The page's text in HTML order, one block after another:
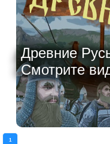
Древние
Смотрите
1